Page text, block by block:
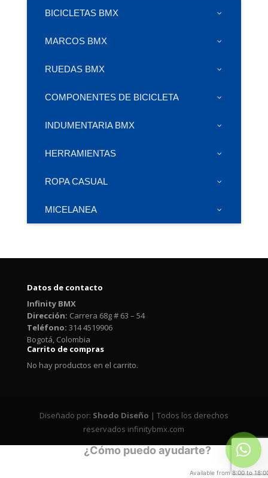
BICICLETAS BMX
MARCOS BMX
RUEDAS BMX
COMPONENTES DE BICICLETA
INDUMENTARIA BMX
HERRAMIENTAS
ROPA CASUAL
MICELANEA
Datos de contacto
Infinity BMX
Dirección: Carrera 68g # 63 – 54
Teléfono: 314 4519906
Bogotá, Colombia
Carrito de compras
No hay productos en el carrito.
Diseñado por: Shodo Diseño | Todos los derechos
reservados infinitybmx.com
¿Cómo puedo ayudarte?
Available from 8:00 to